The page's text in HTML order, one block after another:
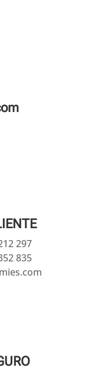
297
835